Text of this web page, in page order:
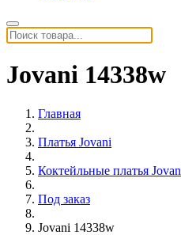
Jovani 14338w
Главная
Платья Jovani
Коктейльные платья
Под заказ
Jovani 14338w